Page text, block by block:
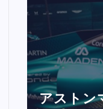
ティン×ホンダ